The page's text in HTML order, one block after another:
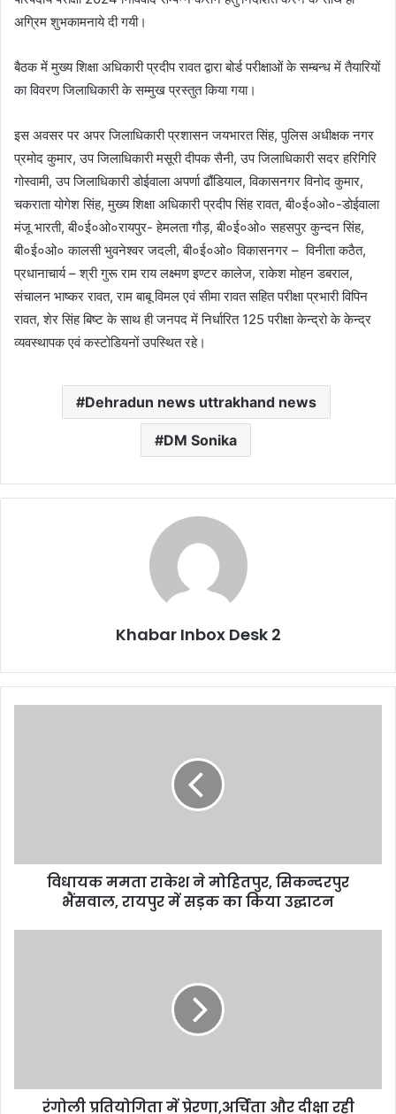
अग्रिम शुभकामनाये दी गयी।
बैठक में मुख्य शिक्षा अधिकारी प्रदीप रावत द्वारा बोर्ड परीक्षाओं के सम्बन्ध में तैयारियों
का विवरण जिलाधिकारी के सम्मुख प्रस्तुत किया गया।
इस अवसर पर अपर जिलाधिकारी प्रशासन जयभारत सिंह, पुलिस अधीक्षक नगर
प्रमोद कुमार, उप जिलाधिकारी मसूरी दीपक सैनी, उप जिलाधिकारी सदर हरिगिरि
गोस्वामी, उप जिलाधिकारी डोईवाला अपर्णा ढौंडियाल, विकासनगर विनोद कुमार,
चकराता योगेश सिंह, मुख्य शिक्षा अधिकारी प्रदीप सिंह रावत, बी०ई०ओ०-डोईवाला
मंजू भारती, बी०ई०ओ०रायपुर- हेमलता गौड़, बी०ई०ओ० सहसपुर कुन्दन सिंह,
बी०ई०ओ० कालसी भुवनेश्वर जदली, बी०ई०ओ० विकासनगर – विनीता कठैत,
प्रधानाचार्य – श्री गुरू राम राय लक्ष्मण इण्टर कालेज, राकेश मोहन डबराल,
संचालन भाष्कर रावत, राम बाबू विमल एवं सीमा रावत सहित परीक्षा प्रभारी विपिन
रावत, शेर सिंह बिष्ट के साथ ही जनपद में निर्धारित 125 परीक्षा केन्द्रो के केन्द्र
व्यवस्थापक एवं कस्टोडियनों उपस्थित रहे।
Dehradun news uttrakhand news
DM Sonika
Khabar Inbox Desk 2
में
विधायक ममता राकेश ने मोहितपुर, सिकन्दरपुर
भैंसवाल, रायपुर में सड़क का किया उद्घाटन
रंगोली प्रतियोगिता में प्रेरणा,अर्चिता और दीक्षा रही